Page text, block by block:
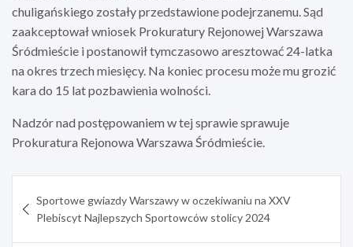
chuligańskiego zostały przedstawione podejrzanemu. Sąd
zaakceptował wniosek Prokuratury Rejonowej Warszawa
Śródmieście i postanowił tymczasowo aresztować 24-latka
na okres trzech miesięcy. Na koniec procesu może mu grozić
kara do 15 lat pozbawienia wolności.
Nadzór nad postępowaniem w tej sprawie sprawuje
Prokuratura Rejonowa Warszawa Śródmieście.
wpisu
Sportowe gwiazdy Warszawy w oczekiwaniu na XXV
Plebiscyt Najlepszych Sportowców stolicy 2024